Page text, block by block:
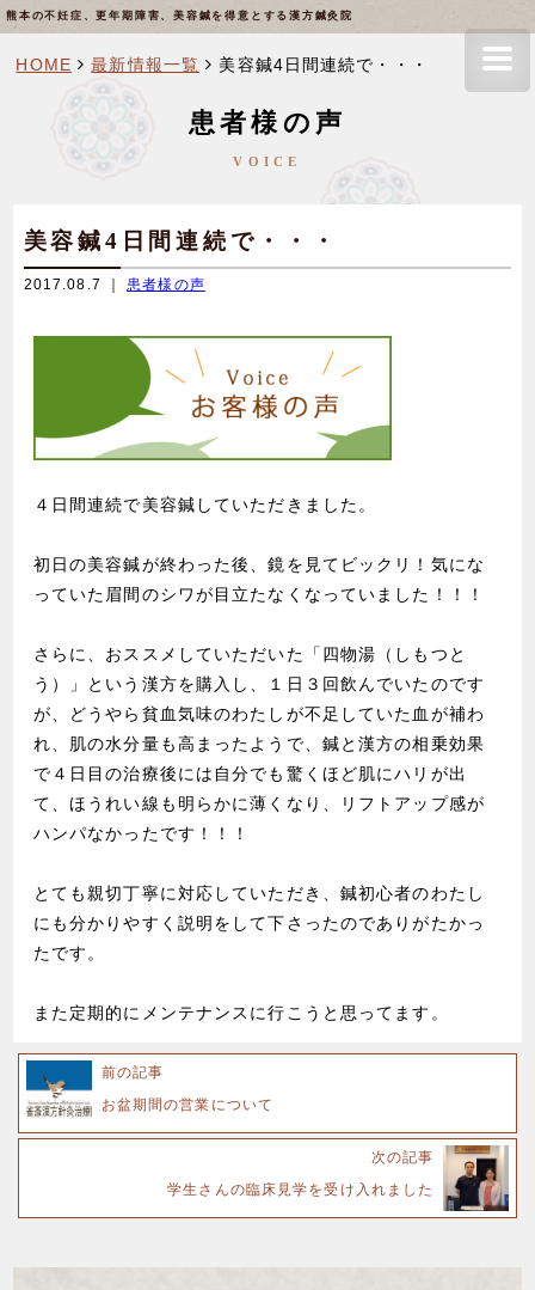
熊本の不妊症、更年期障害、美容鍼を得意とする漢方鍼灸院
HOME 最新情報一覧 美容鍼4日間連続で・・・
患者様の声
VOICE
美容鍼4日間連続で・・・
2017.08.7 ｜ 患者様の声
４日間連続で美容鍼していただきました。
初日の美容鍼が終わった後、鏡を見てビックリ！気にな
っていた眉間のシワが目立たなくなっていました！！！
さらに、おススメしていただいた「四物湯（しもつと
う）」という漢方を購入し、１日３回飲んでいたのです
が、どうやら貧血気味のわたしが不足していた血が補わ
れ、肌の水分量も高まったようで、鍼と漢方の相乗効果
で４日目の治療後には自分でも驚くほど肌にハリが出
て、ほうれい線も明らかに薄くなり、リフトアップ感が
ハンパなかったです！！！
とても親切丁寧に対応していただき、鍼初心者のわたし
にも分かりやすく説明をして下さったのでありがたかっ
たです。
また定期的にメンテナンスに行こうと思ってます。
前の記事
お盆期間の営業について
次の記事
学生さんの臨床見学を受け入れました